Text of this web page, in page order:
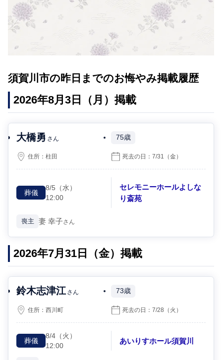
須賀川市の昨日までのお悔やみ掲載履歴
2026年8月3日（月）掲載
大橋勇 さん 75歳
住所：柱田 死去の日：7/31 （金）
葬儀
8/5 （水）
12:00
セレモニーホールよしな
り斎苑
喪主 妻 幸子さん
2026年7月31日（金）掲載
鈴木志津江 さん 73歳
住所：西川町 死去の日：7/28 （火）
葬儀
8/4 （火）
12:00
あいりすホール須賀川